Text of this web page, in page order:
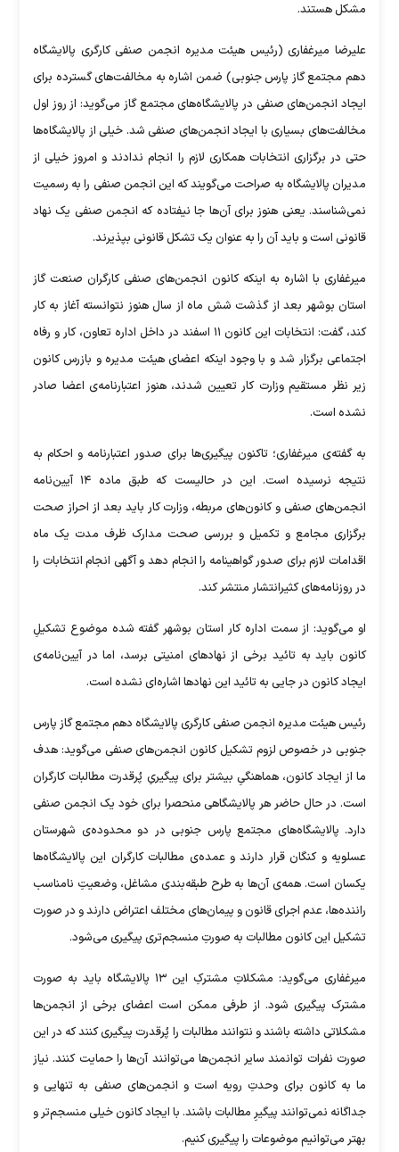
مشکل هستند.
علیرضا میرغفاری (رئیس هیئت مدیره انجمن صنفی کارگری پالایشگاه
دهم مجتمع گاز پارس جنوبی) ضمن اشاره به مخالفت‌های گسترده برای
ایجاد انجمن‌های صنفی در پالایشگاه‌های مجتمع گاز می‌گوید: از روز اول
مخالفت‌های بسیاری با ایجاد انجمن‌های صنفی شد. خیلی از پالایشگاه‌ها
حتی در برگزاری انتخابات همکاری لازم را انجام ندادند و امروز خیلی از
مدیران پالایشگاه به صراحت می‌گویند که این انجمن صنفی را به رسمیت
نمی‌شناسند. یعنی هنوز برای آن‌ها جا نیفتاده که انجمن صنفی یک نهاد
قانونی است و باید آن را به عنوان یک تشکل قانونی بپذیرند.
میرغفاری با اشاره به اینکه کانون انجمن‌های صنفی کارگران صنعت گاز
استان بوشهر بعد از گذشت شش ماه از سال هنوز نتوانسته آغاز به کار
کند، گفت: انتخابات این کانون ۱۱ اسفند در داخل اداره تعاون، کار و رفاه
اجتماعی برگزار شد و با وجود اینکه اعضای هیئت مدیره و بازرس کانون
زیر نظر مستقیم وزارت کار تعیین شدند، هنوز اعتبارنامه‌ی اعضا صادر
نشده است.
به گفته‌ی میرغفاری؛ تاکنون پیگیری‌ها برای صدور اعتبارنامه و احکام به
نتیجه نرسیده است. این در حالیست که طبق ماده ۱۴ آیین‌نامه
انجمن‌های صنفی و کانون‌های مربطه، وزارت کار باید بعد از احراز صحت
برگزاری مجامع و تکمیل و بررسی صحت مدارک ظرف مدت یک ماه
اقدامات لازم برای صدور گواهینامه را انجام دهد و آگهی انجام انتخابات را
در روزنامه‌های کثیرانتشار منتشر کند.
او می‌گوید: از سمت اداره کار استان بوشهر گفته شده موضوع تشکیلِ
کانون باید به تائید برخی از نهاد‌های امنیتی برسد، اما در آیین‌نامه‌ی
ایجاد کانون در جایی به تائید این نهاد‌ها اشاره‌ای نشده است.
رئیس هیئت مدیره انجمن صنفی کارگری پالایشگاه دهم مجتمع گاز پارس
جنوبی در خصوص لزوم تشکیل کانون انجمن‌های صنفی می‌گوید: هدف
ما از ایجاد کانون، هماهنگیِ بیشتر برای پیگیریِ پُرقدرت مطالبات کارگران
است. در حال حاضر هر پالایشگاهی منحصرا برای خود یک انجمن صنفی
دارد. پالایشگاه‌های مجتمع پارس جنوبی در دو محدوده‌‎ی شهرستان
عسلویه و کنگان قرار دارند و عمده‌ی مطالبات کارگران این پالایشگاه‌ها
یکسان است. همه‌ی آن‌ها به طرح طبقه‌بندی مشاغل، وضعیتِ نامناسب
راننده‌ها، عدم اجرای قانون و پیمان‌های مختلف اعتراض دارند و در صورت
تشکیل این کانون مطالبات به صورتِ منسجم‌‎تری پیگیری می‌شود.
میرغفاری می‌گوید: مشکلاتِ مشترکِ این ۱۳ پالایشگاه باید به صورت
مشترک پیگیری شود. از طرفی ممکن است اعضای برخی از انجمن‌‎ها
مشکلاتی داشته باشند و نتوانند مطالبات را پُرقدرت پیگیری کنند که در این
صورت نفرات توانمند سایر انجمن‌ها می‌توانند آن‌ها را حمایت کنند. نیاز
ما به کانون برای وحدتِ رویه است و انجمن‌های صنفی به تنهایی و
جداگانه نمی‌توانند پیگیرِ مطالبات باشند. با ایجاد کانون خیلی منسجم‌تر و
بهتر می‌توانیم موضوعات را پیگیری کنیم.